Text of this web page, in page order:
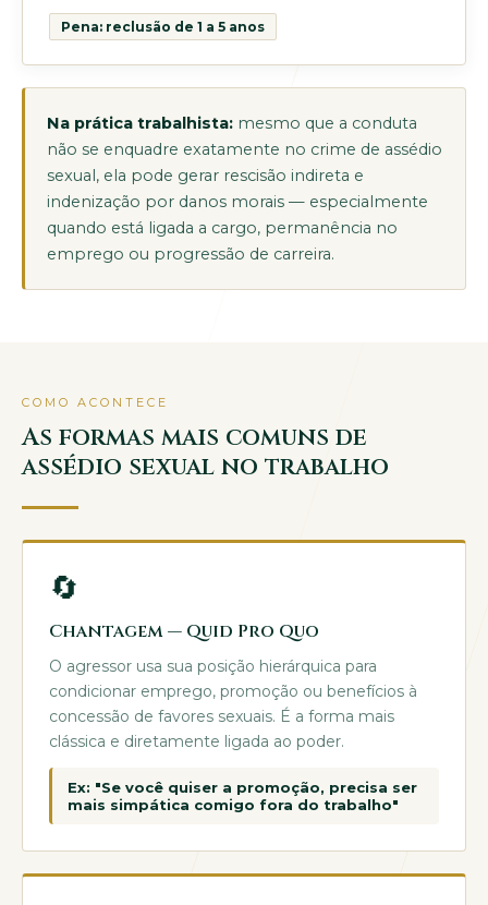
Pena: reclusão de 1 a 5 anos
Na prática trabalhista: mesmo que a conduta
não se enquadre exatamente no crime de assédio
sexual, ela pode gerar rescisão indireta e
indenização por danos morais — especialmente
quando está ligada a cargo, permanência no
emprego ou progressão de carreira.
COMO ACONTECE
As formas mais comuns de
assédio sexual no trabalho
🔄
Chantagem — Quid Pro Quo
O agressor usa sua posição hierárquica para
condicionar emprego, promoção ou benefícios à
concessão de favores sexuais. É a forma mais
clássica e diretamente ligada ao poder.
Ex: "Se você quiser a promoção, precisa ser
mais simpática comigo fora do trabalho"